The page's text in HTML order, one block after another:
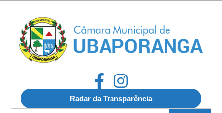
Radar da Transparência